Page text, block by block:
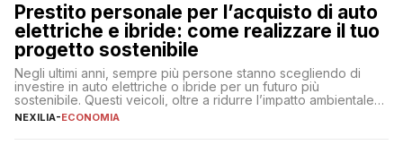
Prestito personale per l’acquisto di auto
elettriche e ibride: come realizzare il tuo
progetto sostenibile
Negli ultimi anni, sempre più persone stanno scegliendo di
investire in auto elettriche o ibride per un futuro più
sostenibile. Questi veicoli, oltre a ridurre l’impatto ambientale,
offrono vantaggi economici a lungo termine, come minori costi
NEXILIA-ECONOMIA